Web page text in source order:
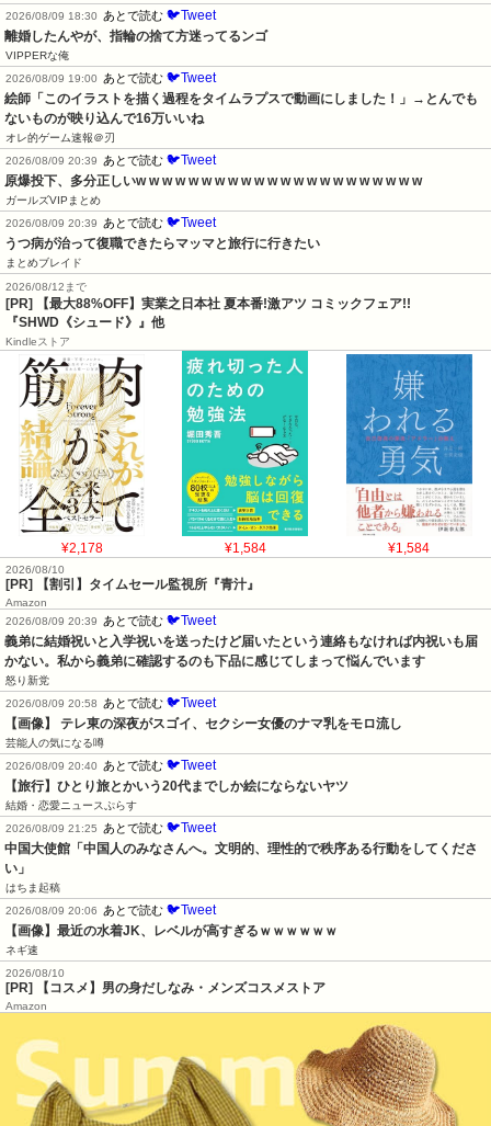
2026/08/09 18:30 あとで読む 🐦Tweet
離婚したんやが、指輪の捨て方迷ってるンゴ
VIPPERな俺
2026/08/09 19:00
あとで読む 🐦Tweet
絵師「このイラストを描く過程をタイムラプスで動画にしました！」→とんでも
ないものが映り込んで16万いいね
オレ的ゲーム速報＠刃
2026/08/09 20:39
あとで読む 🐦Tweet
原爆投下、多分正しいw w w w w w w w w w w w w w w w w w w w w w
ガールズVIPまとめ
2026/08/09 20:39
あとで読む 🐦Tweet
うつ病が治って復職できたらマッマと旅行に行きたい
まとめブレイド
2026/08/12まで
[PR] 【最大88%OFF】実業之日本社 夏本番!激アツ コミックフェア!!
『SHWD《シュード》』他
Kindleストア
¥2,178 ¥1,584 ¥1,584
2026/08/10
[PR] 【割引】タイムセール監視所『青汁』
Amazon
2026/08/09 20:39
あとで読む 🐦Tweet
義弟に結婚祝いと入学祝いを送ったけど届いたという連絡もなければ内祝いも届
かない。私から義弟に確認するのも下品に感じてしまって悩んでいます
怒り新党
2026/08/09 20:58
あとで読む 🐦Tweet
【画像】 テレ東の深夜がスゴイ、セクシー女優のナマ乳をモロ流し
芸能人の気になる噂
2026/08/09 20:40
あとで読む 🐦Tweet
【旅行】ひとり旅とかいう20代までしか絵にならないヤツ
結婚・恋愛ニュースぷらす
2026/08/09 21:25
あとで読む 🐦Tweet
中国大使館「中国人のみなさんへ。文明的、理性的で秩序ある行動をしてくださ
い」
はちま起稿
2026/08/09 20:06
あとで読む 🐦Tweet
【画像】最近の水着JK、レベルが高すぎるｗｗｗｗｗｗ
ネギ速
2026/08/10
[PR] 【コスメ】男の身だしなみ・メンズコスメストア
Amazon